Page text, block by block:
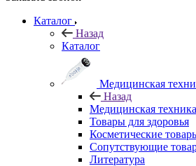
Каталог
Назад
Каталог
Медицинская
Назад
Медицинская техника
Товары для здоровья
Косметические
Сопутствующие
Литература